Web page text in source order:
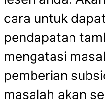
cara untuk
pendapatan
mengatasi
pemberian
masalah akan